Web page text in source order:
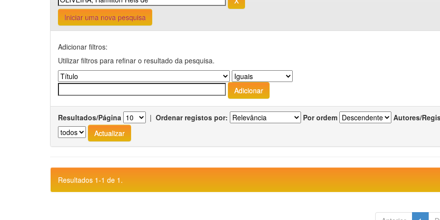
Iniciar uma nova pesquisa
Adicionar filtros:
Utilizar filtros para refinar o resultado da pesquisa.
Resultados/Página | Ordenar registos por: Por ordem Autores/
Resultados 1-1 de 1.